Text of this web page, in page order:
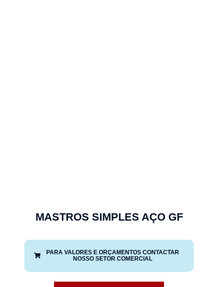
MASTROS SIMPLES AÇO GF
PARA VALORES E ORÇAMENTOS CONTACTAR
NOSSO SETOR COMERCIAL